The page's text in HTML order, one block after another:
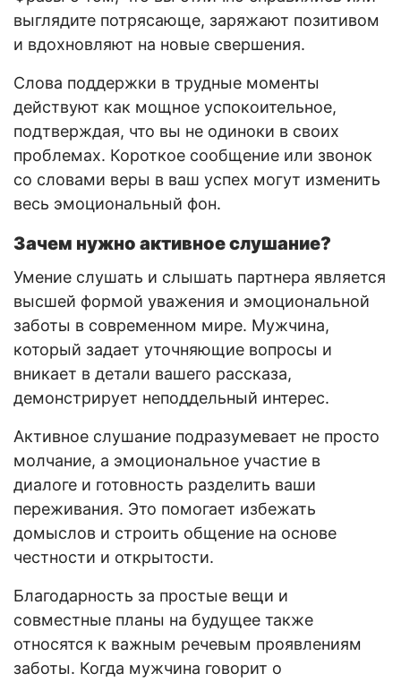
выглядите потрясающе, заряжают позитивом
и вдохновляют на новые свершения.
Слова поддержки в трудные моменты
действуют как мощное успокоительное,
подтверждая, что вы не одиноки в своих
проблемах. Короткое сообщение или звонок
со словами веры в ваш успех могут изменить
весь эмоциональный фон.
Зачем нужно активное слушание?
Умение слушать и слышать партнера является
высшей формой уважения и эмоциональной
заботы в современном мире. Мужчина,
который задает уточняющие вопросы и
вникает в детали вашего рассказа,
демонстрирует неподдельный интерес.
Активное слушание подразумевает не просто
молчание, а эмоциональное участие в
диалоге и готовность разделить ваши
переживания. Это помогает избежать
домыслов и строить общение на основе
честности и открытости.
Благодарность за простые вещи и
совместные планы на будущее также
относятся к важным речевым проявлениям
заботы. Когда мужчина говорит о